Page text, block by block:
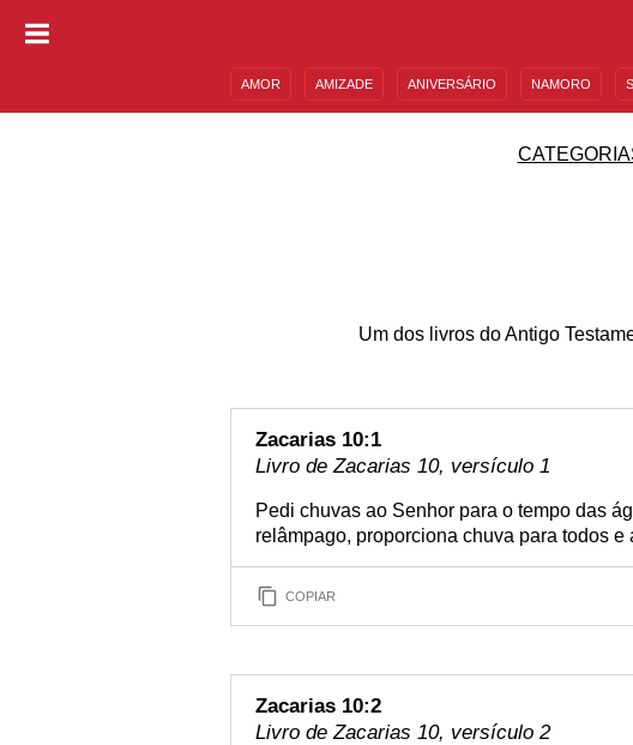
AMOR AMIZADE ANIVERSÁRIO NAMORO
Um dos livros do Antigo
Zacarias 10:1
Livro de Zacarias 10, versículo 1
Pedi chuvas ao Senhor para o tempo das
relâmpago, proporciona chuva para todos
COPIAR
Zacarias 10:2
Livro de Zacarias 10, versículo 2